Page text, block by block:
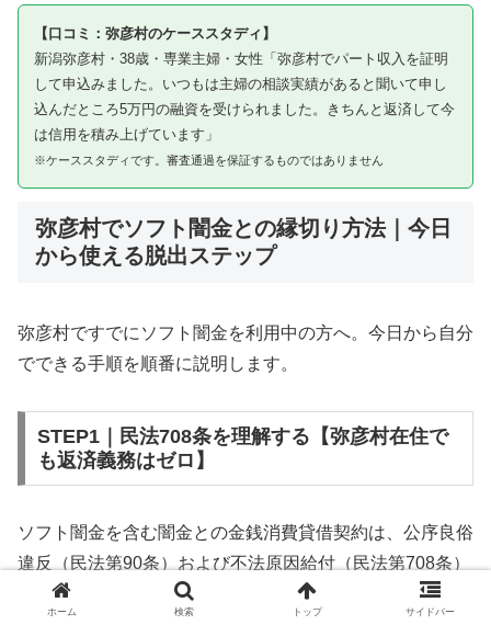
【口コミ：弥彦村のケーススタディ】
新潟弥彦村・38歳・専業主婦・女性「弥彦村でパート収入を証明
して申込みました。いつもは主婦の相談実績があると聞いて申し
込んだところ5万円の融資を受けられました。きちんと返済して今
は信用を積み上げています」
※ケーススタディです。審査通過を保証するものではありません
弥彦村でソフト闇金との縁切り方法｜今日
から使える脱出ステップ
弥彦村ですでにソフト闇金を利用中の方へ。今日から自分
でできる手順を順番に説明します。
STEP1｜民法708条を理解する【弥彦村在住で
も返済義務はゼロ】
ソフト闇金を含む闇金との金銭消費貸借契約は、公序良俗
違反（民法第90条）および不法原因給付（民法第708条）
に該当するため、法的には無効です。弥彦村在住であって
ホーム 検索 トップ サイドバー